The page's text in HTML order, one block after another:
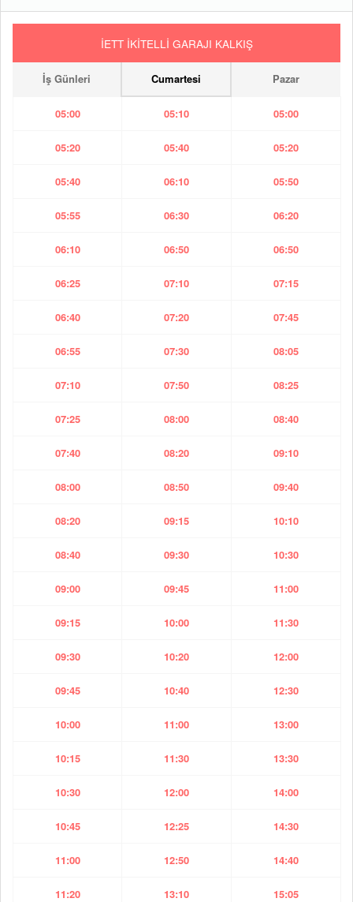
İETT İKİTELLİ GARAJI KALKIŞ
İş Günleri Cumartesi Pazar
05:00 05:10 05:00
05:20 05:40 05:20
05:40 06:10 05:50
05:55 06:30 06:20
06:10 06:50 06:50
06:25 07:10 07:15
06:40 07:20 07:45
06:55 07:30 08:05
07:10 07:50 08:25
07:25 08:00 08:40
07:40 08:20 09:10
08:00 08:50 09:40
08:20 09:15 10:10
08:40 09:30 10:30
09:00 09:45 11:00
09:15 10:00 11:30
09:30 10:20 12:00
09:45 10:40 12:30
10:00 11:00 13:00
10:15 11:30 13:30
10:30 12:00 14:00
10:45 12:25 14:30
11:00 12:50 14:40
11:20 13:10 15:05